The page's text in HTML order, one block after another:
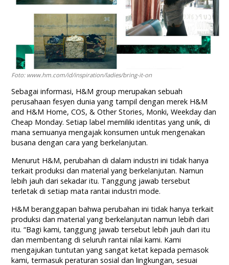
Foto: www.hm.com/id/inspiration/ladies/bring-it-on
Sebagai informasi, H&M group merupakan sebuah
perusahaan fesyen dunia yang tampil dengan merek H&M
and H&M Home, COS, & Other Stories, Monki, Weekday dan
Cheap Monday. Setiap label memiliki identitas yang unik, di
mana semuanya mengajak konsumen untuk mengenakan
busana dengan cara yang berkelanjutan.
Menurut H&M, perubahan di dalam industri ini tidak hanya
terkait produksi dan material yang berkelanjutan. Namun
lebih jauh dari sekadar itu. Tanggung jawab tersebut
terletak di setiap mata rantai industri mode.
H&M beranggapan bahwa perubahan ini tidak hanya terkait
produksi dan material yang berkelanjutan namun lebih dari
itu. “Bagi kami, tanggung jawab tersebut lebih jauh dari itu
dan membentang di seluruh rantai nilai kami. Kami
mengajukan tuntutan yang sangat ketat kepada pemasok
kami, termasuk peraturan sosial dan lingkungan, sesuai